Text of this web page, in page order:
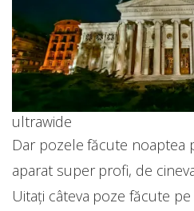
ultrawide
Dar pozele făcute noaptea
aparat super profi, de
Uitați câteva poze făcute